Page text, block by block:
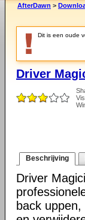
AfterDawn >
Dit is een oude
Driver
Beschrijving
Driver
back